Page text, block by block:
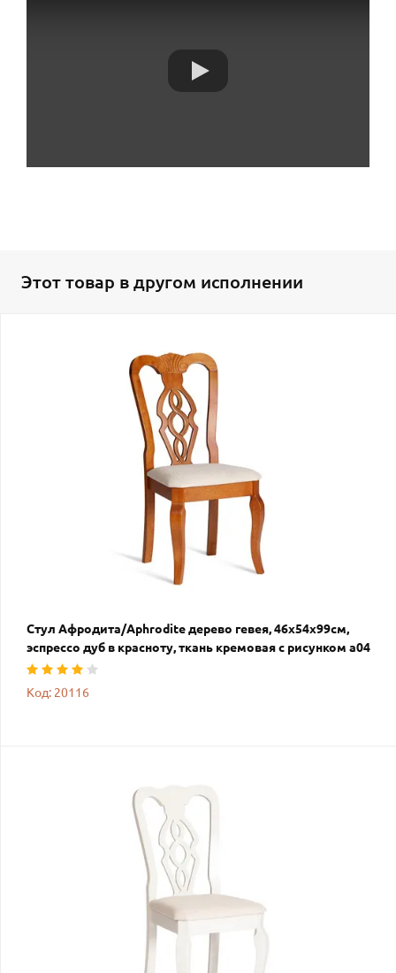
Этот товар в другом исполнении
Стул Афродита/Aphrodite дерево гевея, 46х54х99см,
эспрессо дуб в красноту, ткань кремовая с рисунком а04
Код: 20116